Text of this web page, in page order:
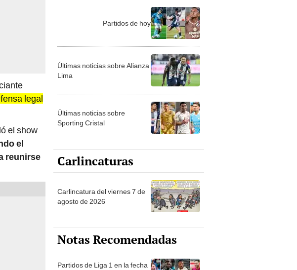
legal
el show
el
reunirse
Partidos de hoy
Últimas noticias sobre Alianza
Lima
Últimas noticias sobre
Sporting Cristal
Carlincaturas
Carlincatura del viernes 7 de
agosto de 2026
Notas Recomendadas
Partidos de Liga 1 en la fecha